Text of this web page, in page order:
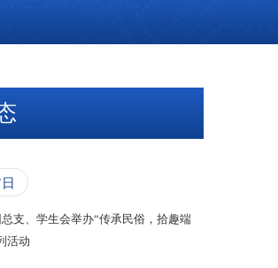
支、学生会举办“传承民俗，拾趣端
活动